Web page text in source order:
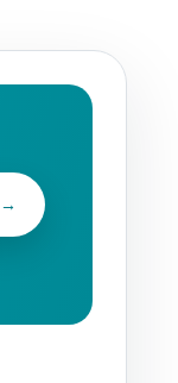
→